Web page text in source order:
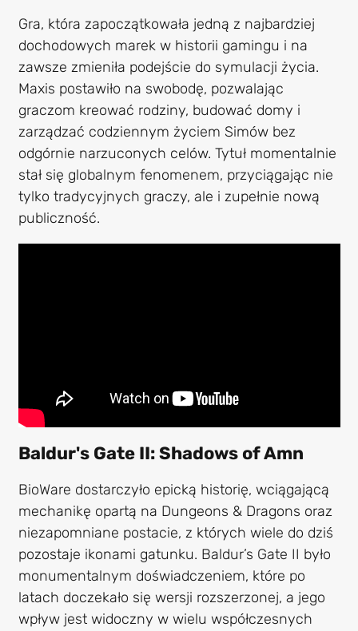
Gra, która zapoczątkowała jedną z najbardziej
dochodowych marek w historii gamingu i na
zawsze zmieniła podejście do symulacji życia.
Maxis postawiło na swobodę, pozwalając
graczom kreować rodziny, budować domy i
zarządzać codziennym życiem Simów bez
odgórnie narzuconych celów. Tytuł momentalnie
stał się globalnym fenomenem, przyciągając nie
tylko tradycyjnych graczy, ale i zupełnie nową
publiczność.
Baldur's Gate II: Shadows of Amn
BioWare dostarczyło epicką historię, wciągającą
mechanikę opartą na Dungeons & Dragons oraz
niezapomniane postacie, z których wiele do dziś
pozostaje ikonami gatunku. Baldur’s Gate II było
monumentalnym doświadczeniem, które po
latach doczekało się wersji rozszerzonej, a jego
wpływ jest widoczny w wielu współczesnych